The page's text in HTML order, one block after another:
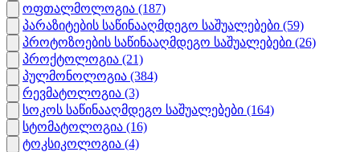
ოფთალმოლოგია (187)
პარაზიტების საწინააღმდეგო საშუალებები (59)
პროტოზოების საწინააღმდეგო საშუალებები (26)
პროქტოლოგია (21)
პულმონოლოგია (384)
რევმატოლოგია (3)
სოკოს საწინააღმდეგო საშუალებები (164)
სტომატოლოგია (16)
ტოკსიკოლოგია (4)